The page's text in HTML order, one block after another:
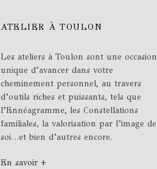
ATELIER À TOULON
Les ateliers à Toulon sont une occasion
unique d’avancer dans votre
cheminement personnel, au travers
d’outils riches et puissants, tels que
l’Ennéagramme, les Constellations
familiales, la valorisation par l’image de
soi…et bien d’autres encore.
En savoir +